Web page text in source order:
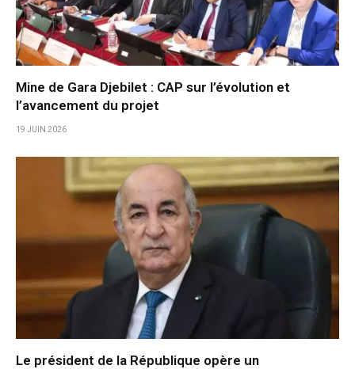
Mine de Gara Djebilet : CAP sur l’évolution et
l’avancement du projet
19 JUIN 2026
Le président de la République opère un